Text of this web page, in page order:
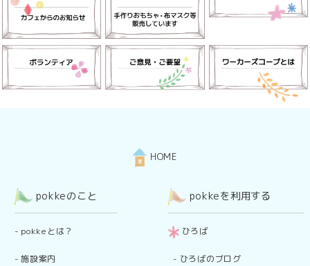
HOME
pokkeのこと
- pokkeとは？
-施設案内
pokkeを利用する
ひろば
- ひろばのブログ